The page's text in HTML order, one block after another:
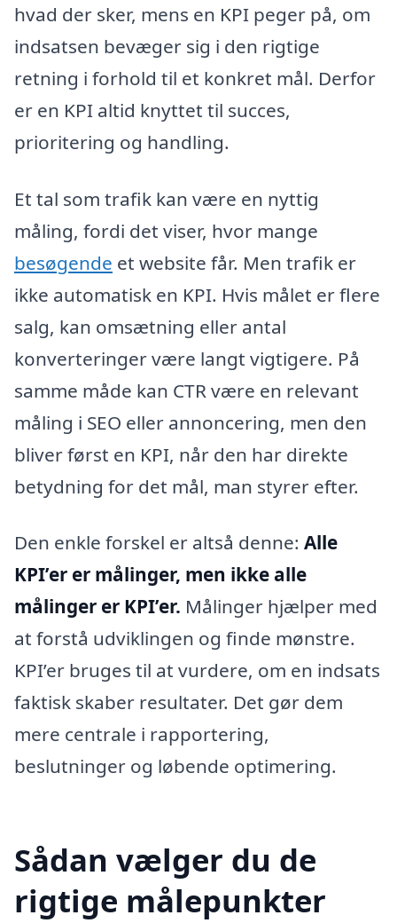
hvad der sker, mens en KPI peger på, om
indsatsen bevæger sig i den rigtige
retning i forhold til et konkret mål. Derfor
er en KPI altid knyttet til succes,
prioritering og handling.
Et tal som trafik kan være en nyttig
måling, fordi det viser, hvor mange
besøgende et website får. Men trafik er
ikke automatisk en KPI. Hvis målet er flere
salg, kan omsætning eller antal
konverteringer være langt vigtigere. På
samme måde kan CTR være en relevant
måling i SEO eller annoncering, men den
bliver først en KPI, når den har direkte
betydning for det mål, man styrer efter.
Den enkle forskel er altså denne: Alle
KPI’er er målinger, men ikke alle
målinger er KPI’er. Målinger hjælper med
at forstå udviklingen og finde mønstre.
KPI’er bruges til at vurdere, om en indsats
faktisk skaber resultater. Det gør dem
mere centrale i rapportering,
beslutninger og løbende optimering.
Sådan vælger du de
rigtige målepunkter